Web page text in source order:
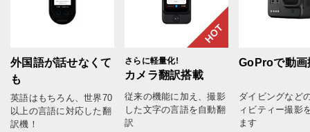
外国語が話せなくて
も
英語はもちろん、世界70
以上の言語に対応した翻
訳機！
HOT
さらに軽量化!
カメラ翻訳搭載
従来の機能に加え、撮影
した文字の言語を自動翻
訳
GoProで動画
ダイビングなど
ィビティー撮影
ます